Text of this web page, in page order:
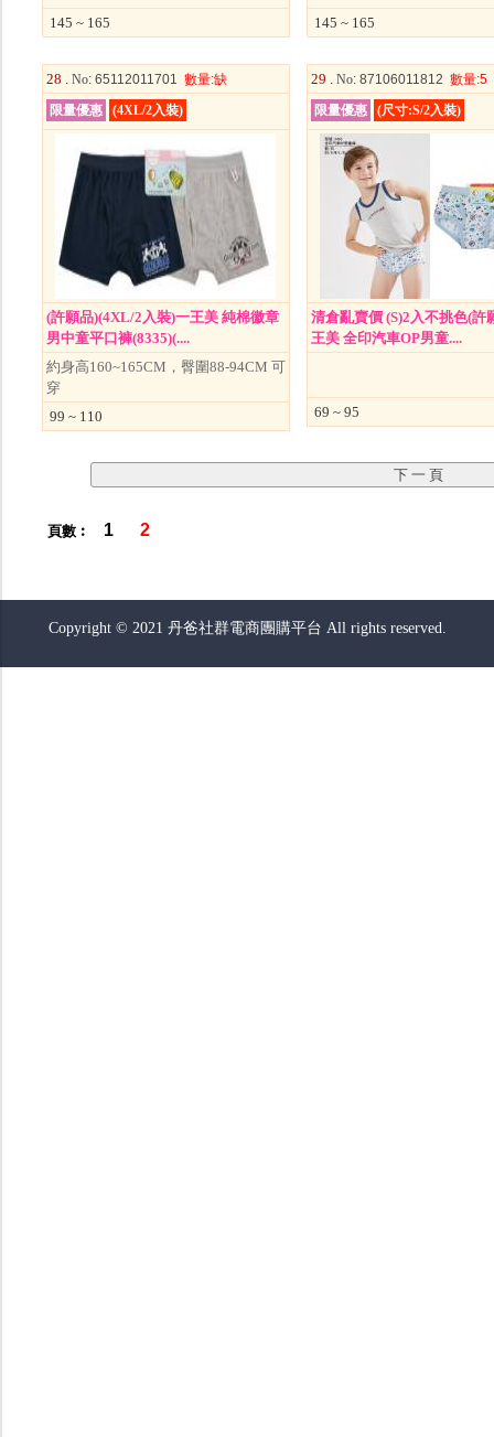
145 ~ 165 145 ~ 165
28 . No: 65112011701 數量:缺
限量優惠
(4XL/2入裝)
(許願品)(4XL/2入裝)一王美 純棉徽章
男中童平口褲(8335)(....
約身高160~165CM，臀圍88-94CM 可
穿
99 ~ 110
29 . No: 87106011812 數量:5
限量優惠
(尺寸:S/2入裝)
清倉亂賣價 (S)2入不挑色(許
王美 全印汽車OP男童....
69 ~ 95
頁數︰ 1 2
Copyright © 2021 丹爸社群電商團購平台 All rights reserved.